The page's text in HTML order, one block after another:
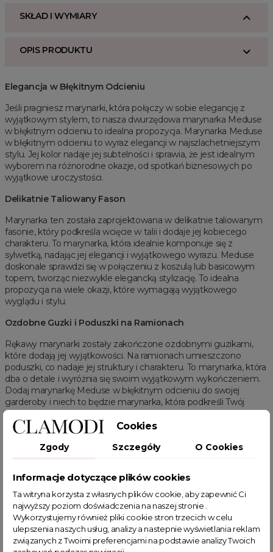
SKŁAD I WYMIARY
OPIS PRODUKTU
Elegancja w Błękitnym Odcieniu
Jeśli pragniesz marynarki, która połączy w sobie elegancję z
wyjątkowym stylem, to nasza dwurzędowa marynarka Meduse
w błękitnym odcieniu to idealna propozycja. Marynarka Meduse
w błękitnym odcieniu to wyraz elegancji w najszlachetniejszym
stylu. Jej kolor nadaje jej subtelności i sprawia, że jest idealnym
wyborem na różnorodne okazje, od spotkań biznesowych po
wyjątkowe uroczystości.
Delikatnie Taliowany Fason
Marynarka ten została zaprojektowana w delikatnie taliowanym
fasonie, który podkreśla wcięcie w talii i dodaje jej kobiecego
charakteru. To marynarka, która idealnie komponuje się z
sylwetką, nadając jej elegancji i wyjątkowego wyrazu. Meduse
doskonale sprawdzi się w połączeniu z koszulą lub basicowym
topem, tworząc niezwykle elegancką stylizację. To idealna
propozycja na wiele okazji, które wymagają wyjątkowego
wyglądu i stylu.
Ozdobne Guzki i Poduszki na Ramionach
Rękawy marynarki zostały zakończone ozdobnymi guzikami,
które dodają jej wyjątkowości. Na ramionach umieszczono
poduszki, co nadaje jej struktury i charakteru. To marynarka, która
dba o detale i wyróżnia się swoim wyjątkowym wykończeniem.
Dodaj marynarkę Meduse w błękitnym odcieniu do swojej
garderoby i niech to będzie marynarka, która podkreśli Twój
wyjątkowy gust i wyrafinowany styl.
Powiązanie kategorie: garnitury i marynarki
Odzież damska
Zobacz wszystkie produkty Clamodi
Marynarki damskie
Jednolite Marynarki Plus Size
Cookies
Zgody Szczegóły O Cookies
Informacje dotyczące plików cookies
Ta witryna korzysta z własnych plików cookie, aby zapewnić Ci
najwyższy poziom doświadczenia na naszej stronie .
Wykorzystujemy również pliki cookie stron trzecich w celu
ulepszenia naszych usług, analizy a nastepnie wyświetlania reklam
związanych z Twoimi preferencjami na podstawie analizy Twoich